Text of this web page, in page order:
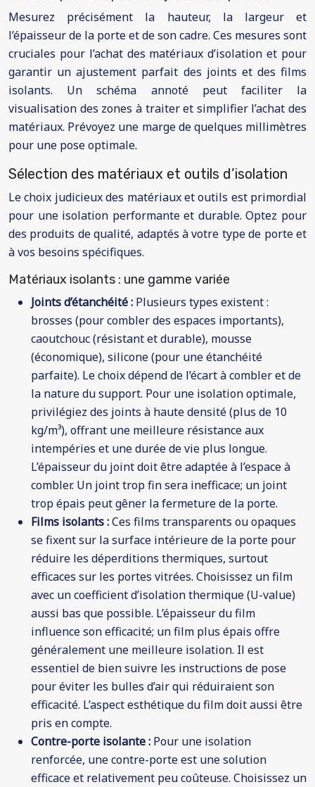
Mesurez précisément la hauteur, la largeur et
l’épaisseur de la porte et de son cadre. Ces mesures sont
cruciales pour l’achat des matériaux d’isolation et pour
garantir un ajustement parfait des joints et des films
isolants. Un schéma annoté peut faciliter la
visualisation des zones à traiter et simplifier l’achat des
matériaux. Prévoyez une marge de quelques millimètres
pour une pose optimale.
Sélection des matériaux et outils d’isolation
Le choix judicieux des matériaux et outils est primordial
pour une isolation performante et durable. Optez pour
des produits de qualité, adaptés à votre type de porte et
à vos besoins spécifiques.
Matériaux isolants : une gamme variée
Joints d’étanchéité : Plusieurs types existent :
brosses (pour combler des espaces importants),
caoutchouc (résistant et durable), mousse
(économique), silicone (pour une étanchéité
parfaite). Le choix dépend de l’écart à combler et de
la nature du support. Pour une isolation optimale,
privilégiez des joints à haute densité (plus de 10
kg/m³), offrant une meilleure résistance aux
intempéries et une durée de vie plus longue.
L’épaisseur du joint doit être adaptée à l’espace à
combler. Un joint trop fin sera inefficace; un joint
trop épais peut gêner la fermeture de la porte.
Films isolants :Ces films transparents ou opaques
se fixent sur la surface intérieure de la porte pour
réduire les déperditions thermiques, surtout
efficaces sur les portes vitrées. Choisissez un film
avec un coefficient d’isolation thermique (U-value)
aussi bas que possible. L’épaisseur du film
influence son efficacité; un film plus épais offre
généralement une meilleure isolation. Il est
essentiel de bien suivre les instructions de pose
pour éviter les bulles d’air qui réduiraient son
efficacité. L’aspect esthétique du film doit aussi être
pris en compte.
Contre-porte isolante : Pour une isolation
renforcée, une contre-porte est une solution
efficace et relativement peu coûteuse. Choisissez un